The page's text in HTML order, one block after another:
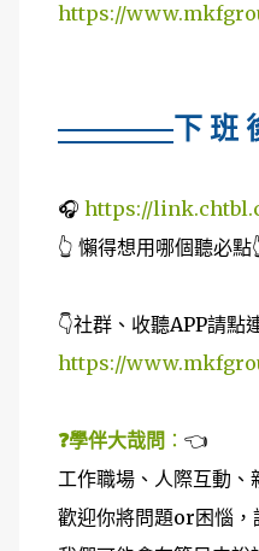
https://
下 班
🎧 https://
👆 懶得想用哪個聽必點
👇社群、收聽APP請點
https://
❓學伴大哉問 ： 👈
工作職場、人際互動、
歡迎你將問題or困惱，